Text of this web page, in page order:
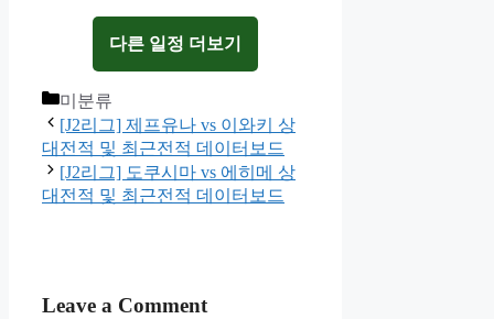
다른 일정 더보기
Categories
미분류
[J2리그] 제프유나 vs 이와키 상
대전적 및 최근전적 데이터보드
[J2리그] 도쿠시마 vs 에히메 상
대전적 및 최근전적 데이터보드
Leave a Comment